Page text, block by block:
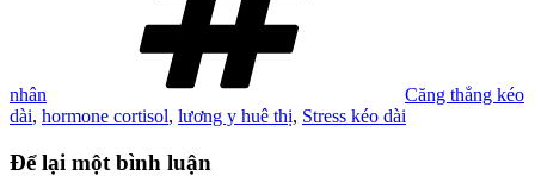
nhân
Căng thẳng kéo
dài, hormone cortisol, lương y huê thị, Stress kéo dài
Để lại một bình luận